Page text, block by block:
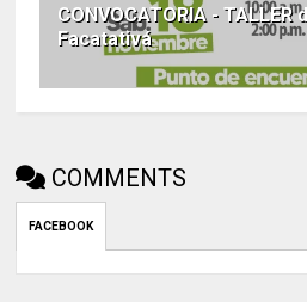
CONVOCATORIA -
Facatativá
COMMENTS
FACEBOOK